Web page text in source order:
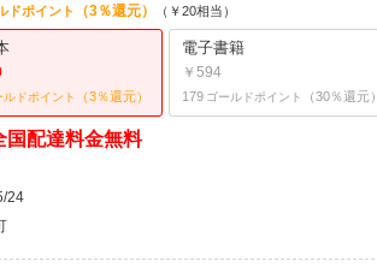
ドポイント （3％還元） （￥20相当）
ルドポイント （3％還元）
電子書籍
￥594
179 ゴールドポイント （30％還元）
国配達料金無料
24